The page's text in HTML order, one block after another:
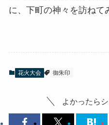
に、下町の神々を訪ねて
花火大会 御朱印
よかったら